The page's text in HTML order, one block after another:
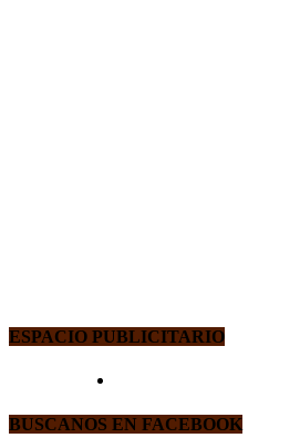
ESPACIO PUBLICITARIO
BUSCANOS EN FACEBOOK